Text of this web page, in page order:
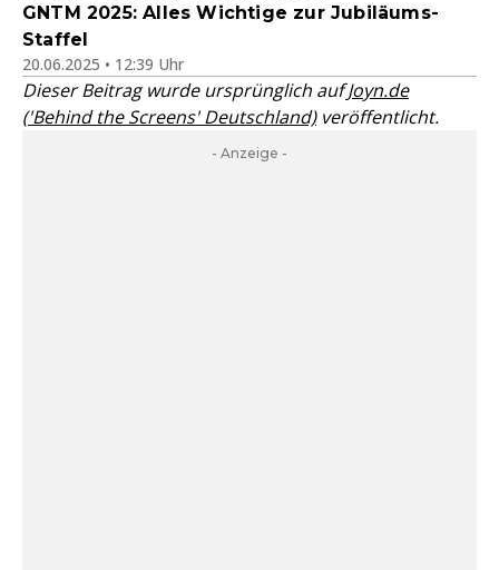
GNTM 2025: Alles Wichtige zur Jubiläums-
Staffel
20.06.2025 • 12:39 Uhr
Dieser Beitrag wurde ursprünglich aufJoyn.de
('Behind the Screens' Deutschland)veröffentlicht.
- Anzeige -